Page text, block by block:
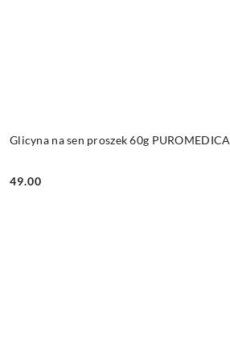
Glicyna na sen proszek 60g PUROMEDICA
Cena:
49.00